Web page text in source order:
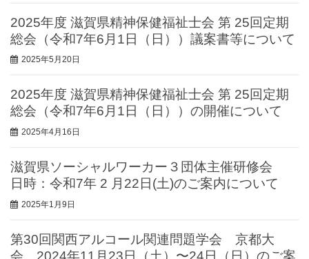
2025年度 滋賀県精神保健福祉士会 第 25回定期
総会（令和7年6月1日（日））議案書等について
2025年5月20日
2025年度 滋賀県精神保健福祉士会 第 25回定期
総会（令和7年6月1日（日））の開催について
2025年4月16日
滋賀県ソーシャルワーカー３団体主催研修会
日時：令和7年 2 ⽉22⽇(⼟)のご案内について
2025年1月9日
第30回関西アルコール関連問題学会 京都大
会 2024年11月23日（土）〜24日（日）のご案